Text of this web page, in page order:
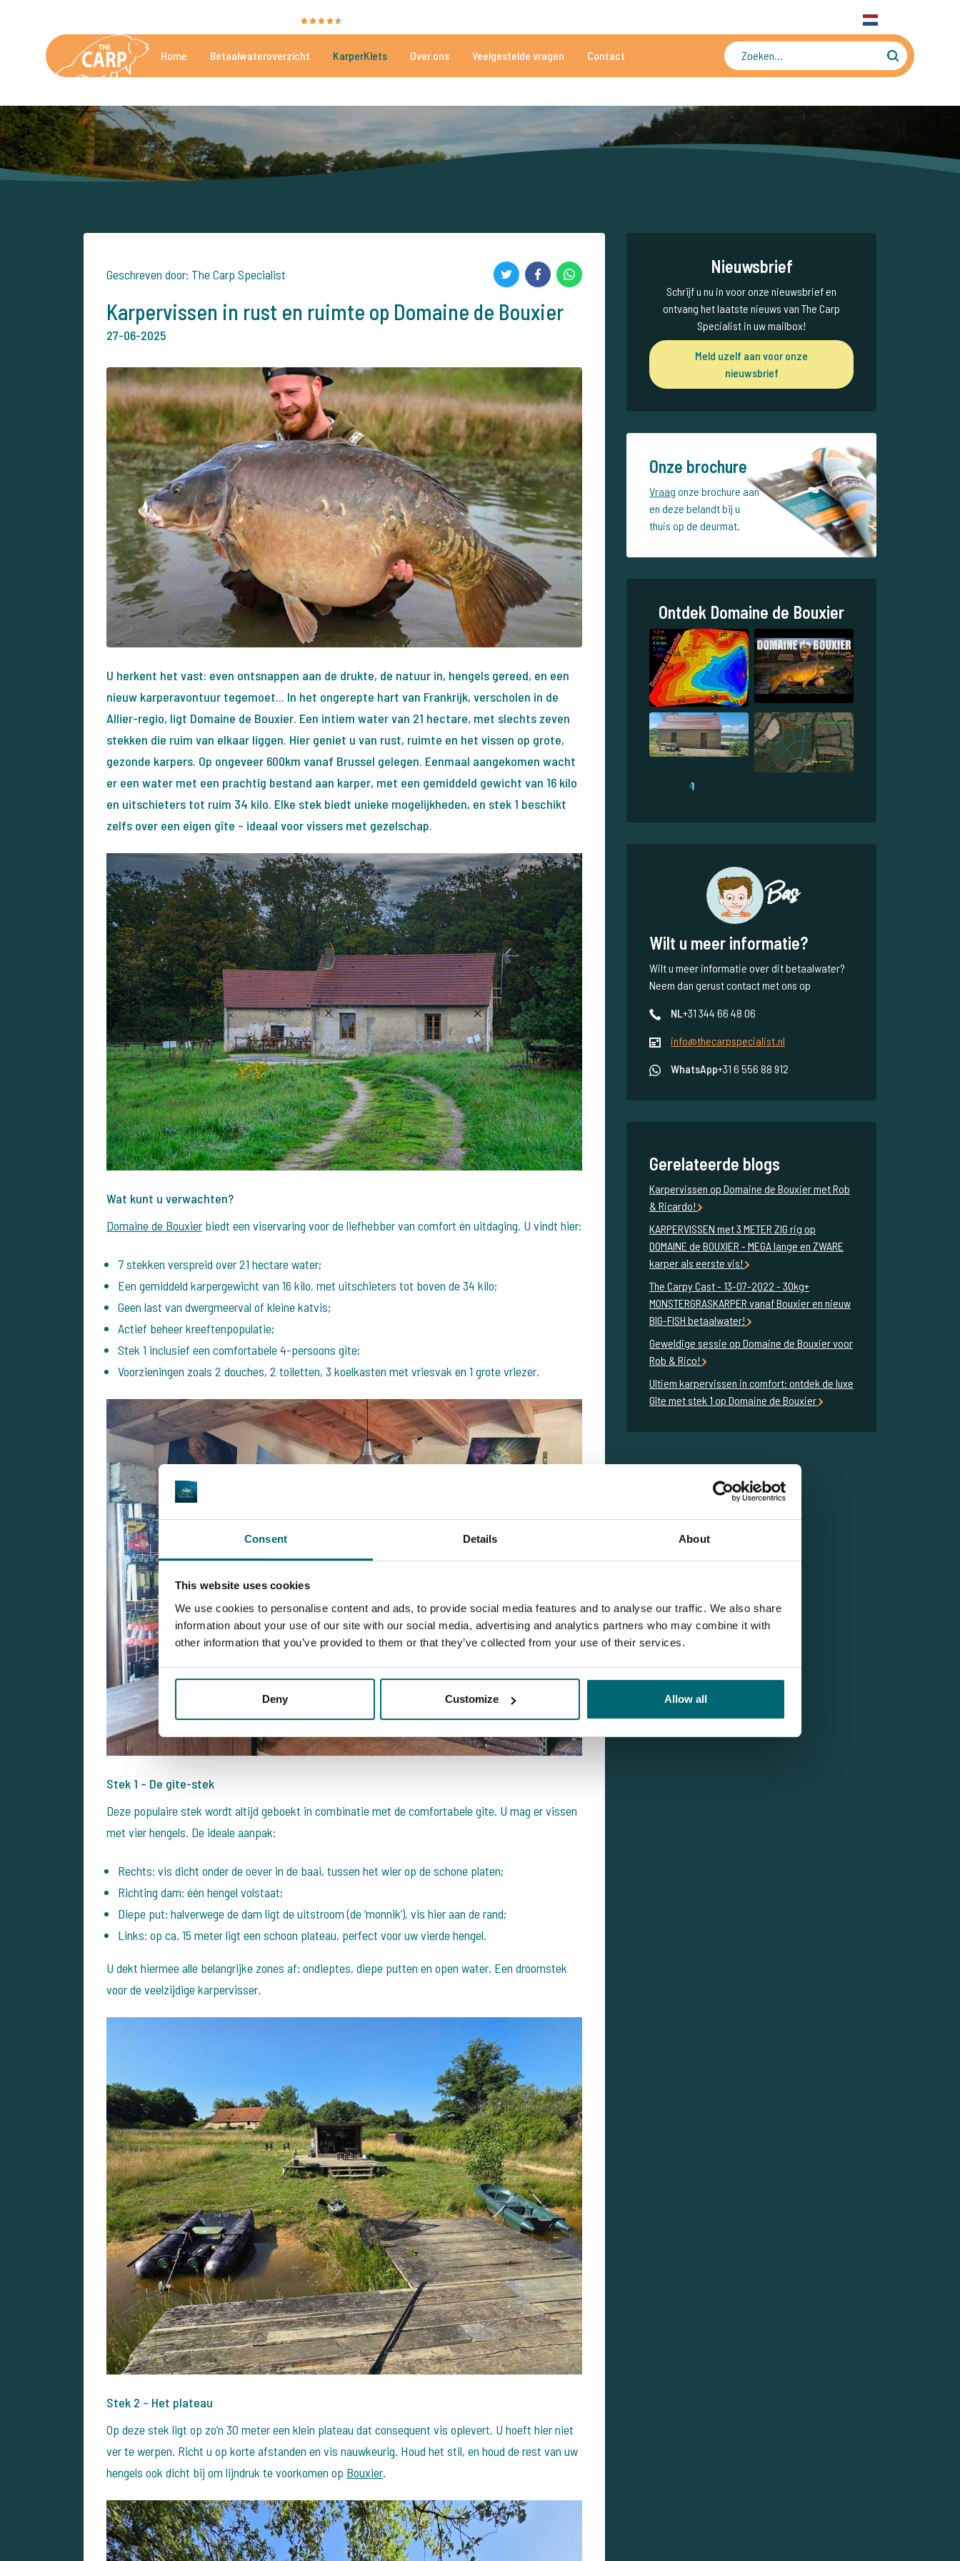
Consent Details About
This website uses cookies
We use cookies to personalise content and ads, to provide social media features and to analyse our traffic. We also share
information about your use of our site with our social media, advertising and analytics partners who may combine it with
other information that you’ve provided to them or that they’ve collected from your use of their services.
Deny Customize Allow all
Home Betaalwateroverzicht KarperKlets Over ons Veelgestelde vragen Contact
Geschreven door: The Carp Specialist
Karpervissen in rust en ruimte op Domaine de Bouxier
27-06-2025
U herkent het vast: even ontsnappen aan de drukte, de natuur in, hengels gereed, en een
nieuw karperavontuur tegemoet... In het ongerepte hart van Frankrijk, verscholen in de
Allier-regio, ligt Domaine de Bouxier. Een intiem water van 21 hectare, met slechts zeven
stekken die ruim van elkaar liggen. Hier geniet u van rust, ruimte en het vissen op grote,
gezonde karpers. Op ongeveer 600km vanaf Brussel gelegen. Eenmaal aangekomen wacht
er een water met een prachtig bestand aan karper, met een gemiddeld gewicht van 16 kilo
en uitschieters tot ruim 34 kilo. Elke stek biedt unieke mogelijkheden, en stek 1 beschikt
zelfs over een eigen gîte – ideaal voor vissers met gezelschap.
Wat kunt u verwachten?
Domaine de Bouxier biedt een viservaring voor de liefhebber van comfort én uitdaging. U vindt hier:
7 stekken verspreid over 21 hectare water;
Een gemiddeld karpergewicht van 16 kilo, met uitschieters tot boven de 34 kilo;
Geen last van dwergmeerval of kleine katvis;
Actief beheer kreeftenpopulatie;
Stek 1 inclusief een comfortabele 4-persoons gite;
Voorzieningen zoals 2 douches, 2 toiletten, 3 koelkasten met vriesvak en 1 grote vriezer.
Stek 1 – De gite-stek
Deze populaire stek wordt altijd geboekt in combinatie met de comfortabele gite. U mag er vissen
met vier hengels. De ideale aanpak:
Rechts: vis dicht onder de oever in de baai, tussen het wier op de schone platen;
Richting dam: één hengel volstaat;
Diepe put: halverwege de dam ligt de uitstroom (de ‘monnik’), vis hier aan de rand;
Links: op ca. 15 meter ligt een schoon plateau, perfect voor uw vierde hengel.
U dekt hiermee alle belangrijke zones af: ondieptes, diepe putten en open water. Een droomstek
voor de veelzijdige karpervisser.
Stek 2 – Het plateau
Op deze stek ligt op zo’n 30 meter een klein plateau dat consequent vis oplevert. U hoeft hier niet
ver te werpen. Richt u op korte afstanden en vis nauwkeurig. Houd het stil, en houd de rest van uw
hengels ook dicht bij om lijndruk te voorkomen op Bouxier.
Nieuwsbrief
Schrijf u nu in voor onze nieuwsbrief en
ontvang het laatste nieuws van The Carp
Specialist in uw mailbox!
Meld uzelf aan voor onze
nieuwsbrief
Onze brochure
Vraag onze brochure aan
en deze belandt bij u
thuis op de deurmat.
Ontdek Domaine de Bouxier
1
Bas
Wilt u meer informatie?
Wilt u meer informatie over dit betaalwater?
Neem dan gerust contact met ons op
NL+31 344 66 48 06
info@thecarpspecialist.nl
WhatsApp+31 6 556 88 912
Gerelateerde blogs
Karpervissen op Domaine de Bouxier met Rob
& Ricardo!
KARPERVISSEN met 3 METER ZIG rig op
DOMAINE de BOUXIER - MEGA lange en ZWARE
karper als eerste vis!
The Carpy Cast - 13-07-2022 - 30kg+
MONSTERGRASKARPER vanaf Bouxier en nieuw
BIG-FISH betaalwater!
Geweldige sessie op Domaine de Bouxier voor
Rob & Rico!
Ultiem karpervissen in comfort: ontdek de luxe
Gîte met stek 1 op Domaine de Bouxier